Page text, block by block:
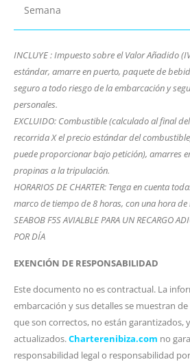
Semana
INCLUYE : Impuesto sobre el Valor Añadido
estándar, amarre en puerto, paquete de
seguro a todo riesgo de la embarcación y
personales.
EXCLUIDO: Combustible (calculado al final
recorrida X el precio estándar del
puede proporcionar bajo petición), amarres
propinas a la tripulación.
HORARIOS DE CHARTER: Tenga en cuenta
marco de tiempo de 8 horas, con una hora de
SEABOB F5S AVIALBLE PARA UN RECARGO
POR DÍA
EXENCIÓN DE RESPONSABILIDAD
Este documento no es contractual. La
embarcación y sus detalles se muestran
que son correctos, no están garantizados,
actualizados.Charterenibiza.com no
responsabilidad legal o responsabilidad